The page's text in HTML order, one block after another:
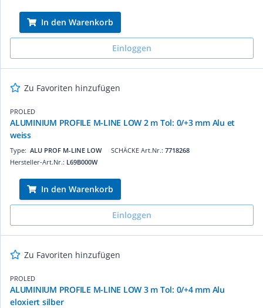
In den Warenkorb
Einloggen
Zu Favoriten hinzufügen
PROLED
ALUMINIUM PROFILE M-LINE LOW 2 m Tol: 0/+3 mm Alu et
weiss
SCHÄCKE Art.Nr.: 7718268
Type: ALU PROF M-LINE LOW
Hersteller-Art.Nr.: L69B000W
In den Warenkorb
Einloggen
Zu Favoriten hinzufügen
PROLED
ALUMINIUM PROFILE M-LINE LOW 3 m Tol: 0/+4 mm Alu
eloxiert silber